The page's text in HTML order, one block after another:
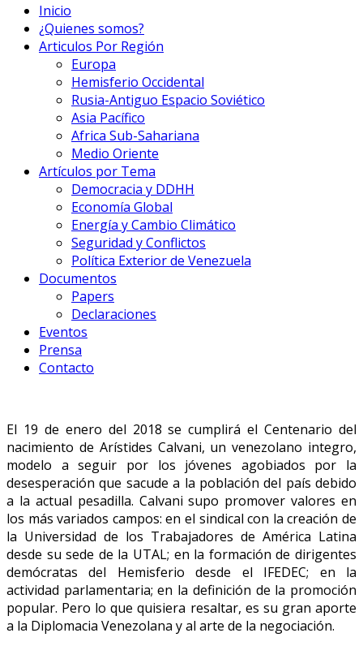
Inicio
¿Quienes somos?
Articulos Por Región
Europa
Hemisferio Occidental
Rusia-Antiguo Espacio Soviético
Asia Pacífico
Africa Sub-Sahariana
Medio Oriente
Artículos por Tema
Democracia y DDHH
Economía Global
Energía y Cambio Climático
Seguridad y Conflictos
Política Exterior de Venezuela
Documentos
Papers
Declaraciones
Eventos
Prensa
Contacto
El 19 de enero del 2018 se cumplirá el Centenario del
nacimiento de Arístides Calvani, un venezolano integro,
modelo a seguir por los jóvenes agobiados por la
desesperación que sacude a la población del país debido
a la actual pesadilla. Calvani supo promover valores en
los más variados campos: en el sindical con la creación de
la Universidad de los Trabajadores de América Latina
desde su sede de la UTAL; en la formación de dirigentes
demócratas del Hemisferio desde el IFEDEC; en la
actividad parlamentaria; en la definición de la promoción
popular. Pero lo que quisiera resaltar, es su gran aporte
a la Diplomacia Venezolana y al arte de la negociación.